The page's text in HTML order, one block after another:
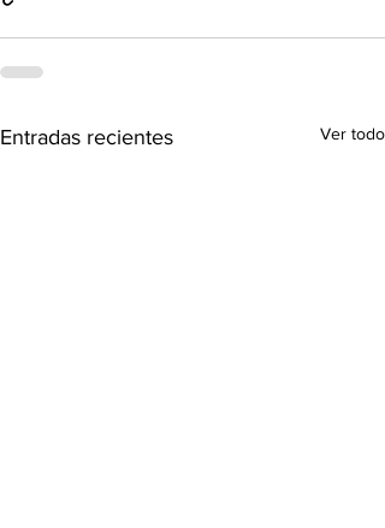
Entradas recientes Ver todo